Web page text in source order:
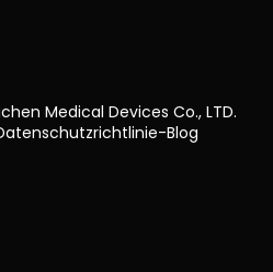
Medical Devices Co., LTD.
-Blog